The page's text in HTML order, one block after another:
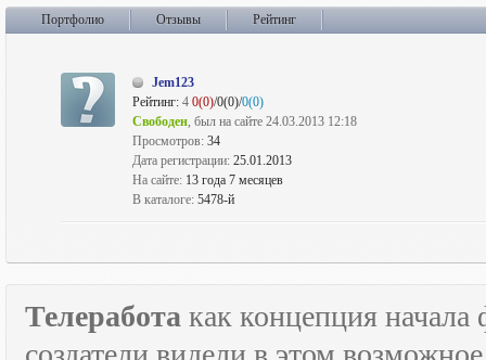
Портфолио Отзывы Рейтинг
Jem123
Рейтинг: 4 0(0)/0(0)/0(0)
Свободен, был на сайте 24.03.2013 12:18
Просмотров: 34
Дата регистрации: 25.01.2013
На сайте: 13 года 7 месяцев
В каталоге: 5478-й
Телеработа как концепция начала